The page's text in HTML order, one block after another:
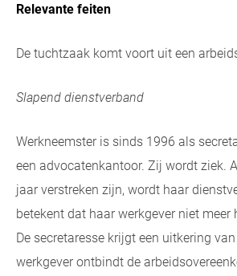
Relevante feiten
De tuchtzaak komt voort uit een
Slapend dienstverband
Werkneemster is sinds 1996 als
een advocatenkantoor. Zij wordt ziek.
jaar verstreken zijn, wordt haar
betekent dat haar werkgever niet meer
De secretaresse krijgt een uitkering
werkgever ontbindt de